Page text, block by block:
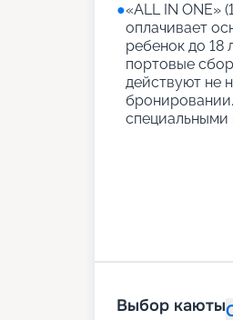
●«АLL IN ONE»
оплачивает
ребенок до 18
портовые
действуют не
Выбор каюты